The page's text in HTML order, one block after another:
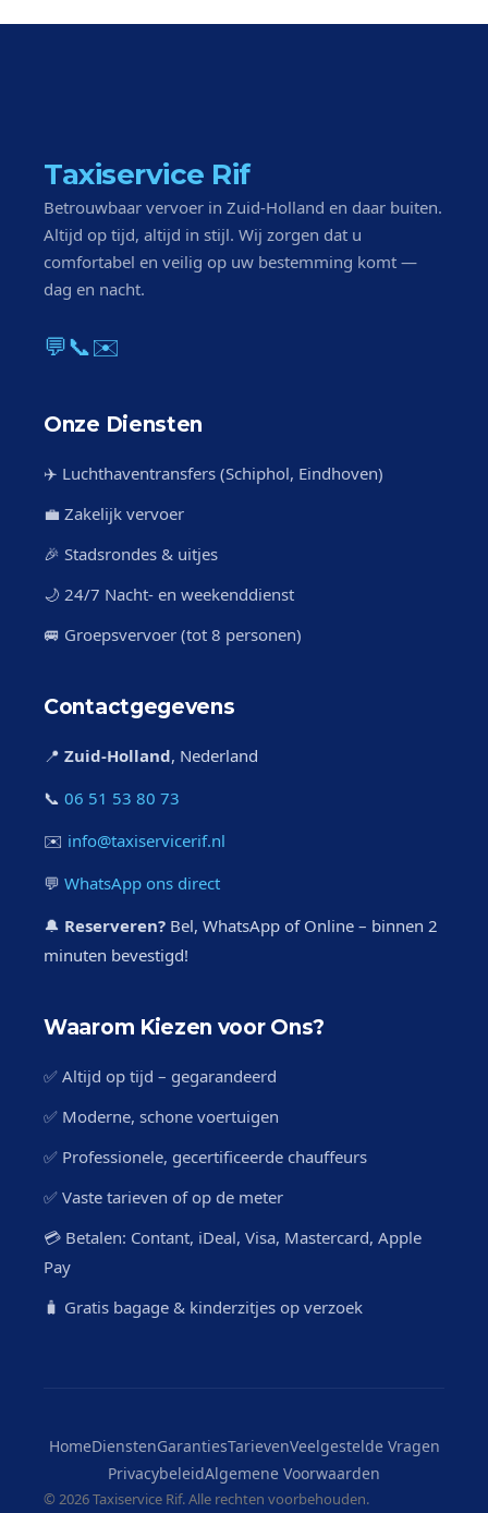
Taxiservice Rif
Betrouwbaar vervoer in Zuid-Holland en daar buiten.
Altijd op tijd, altijd in stijl. Wij zorgen dat u
comfortabel en veilig op uw bestemming komt —
dag en nacht.
💬📞✉️
Onze Diensten
✈️ Luchthaventransfers (Schiphol, Eindhoven)
💼 Zakelijk vervoer
🎉 Stadsrondes & uitjes
🌙 24/7 Nacht- en weekenddienst
🚐 Groepsvervoer (tot 8 personen)
Contactgegevens
📍 Zuid-Holland, Nederland
📞 06 51 53 80 73
✉️ info@taxiservicerif.nl
💬 WhatsApp ons direct
🔔 Reserveren? Bel, WhatsApp of Online – binnen 2
minuten bevestigd!
Waarom Kiezen voor Ons?
✅ Altijd op tijd – gegarandeerd
✅ Moderne, schone voertuigen
✅ Professionele, gecertificeerde chauffeurs
✅ Vaste tarieven of op de meter
💳 Betalen: Contant, iDeal, Visa, Mastercard, Apple
Pay
🧳 Gratis bagage & kinderzitjes op verzoek
HomeDienstenGarantiesTarievenVeelgestelde Vragen
PrivacybeleidAlgemene Voorwaarden
© 2026 Taxiservice Rif. Alle rechten voorbehouden.